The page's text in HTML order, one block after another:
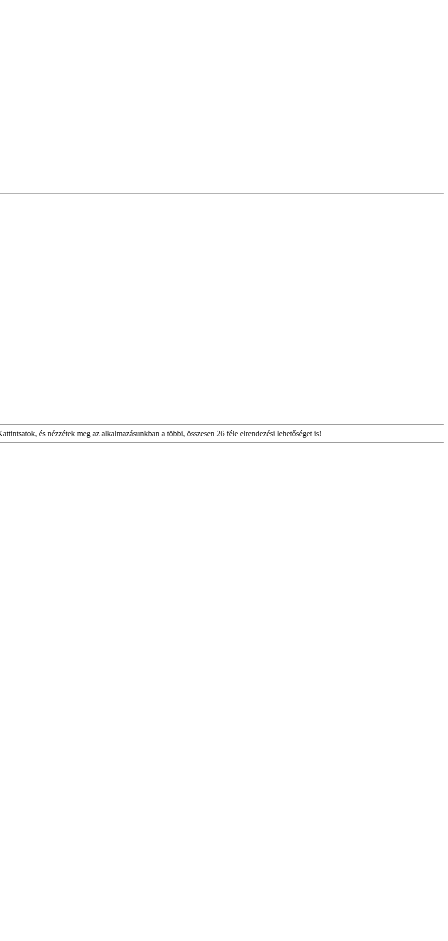
és nézzétek meg az alkalmazásunkban a többi, összesen 26 féle elrendezési lehetőséget is!